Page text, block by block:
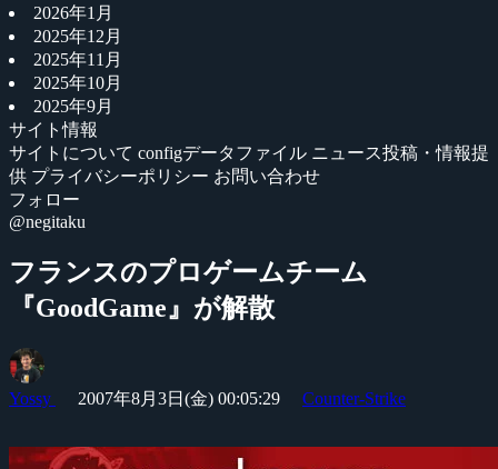
2026年1月
2025年12月
2025年11月
2025年10月
2025年9月
サイト情報
サイトについて configデータファイル ニュース投稿・情報提
供 プライバシーポリシー お問い合わせ
フォロー
@negitaku
フランスのプロゲームチーム
『GoodGame』が解散
Yossy 2007年8月3日(金) 00:05:29 Counter-Strike